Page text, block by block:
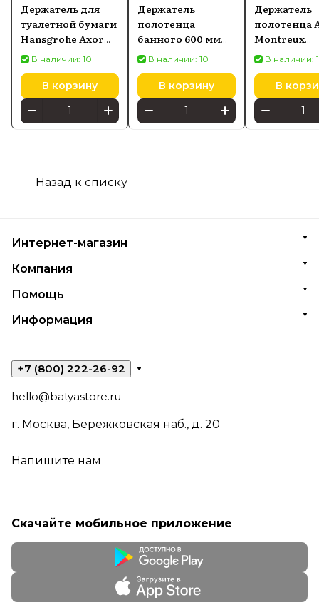
Держатель для
туалетной бумаги
Hansgrohe Axor
Universal
брашированный
никель 42836820
В наличии: 10
В корзину
Держатель
полотенца
банного 600 мм
AXOR Universal
Circular 42860800
В наличии: 10
В корзину
Держатель
полотенца
Montreux
42020000
В наличии:
В
Назад к списку
Интернет-магазин
Компания
Помощь
Информация
+7 (800) 222-26-92
hello@batyastore.ru
г. Москва, Бережковская наб., д. 20
Напишите нам
Скачайте мобильное приложение